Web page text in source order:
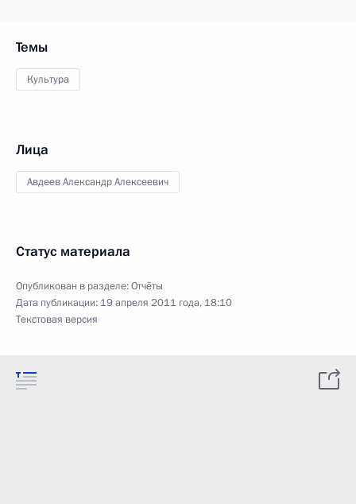
Темы
Культура
Лица
Авдеев Александр Алексеевич
Статус материала
Опубликован в разделе:Отчёты
Дата публикации: 19 апреля 2011 года, 18:10
Текстовая версия